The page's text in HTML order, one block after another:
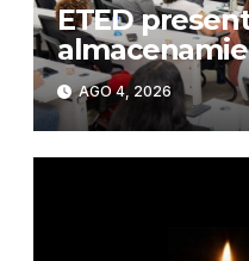
ETED
mediante
AGO 4, 2026